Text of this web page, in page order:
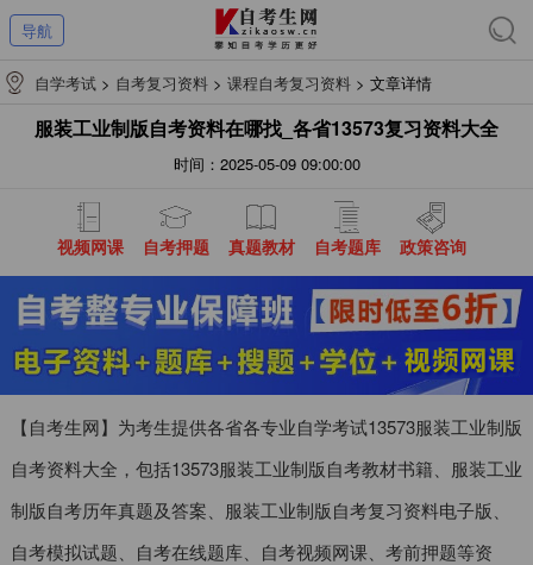
导航
自学考试 > 自考复习资料 > 课程自考复习资料 > 文章详情
服装工业制版自考资料在哪找_各省13573复习资料大全
时间：2025-05-09 09:00:00
视频网课 自考押题 真题教材 自考题库 政策咨询
【自考生网】为考生提供各省各专业自学考试13573服装工业制版
自考资料大全，包括13573服装工业制版自考教材书籍、服装工业
制版自考历年真题及答案、服装工业制版自考复习资料电子版、
自考模拟试题、自考在线题库、自考视频网课、考前押题等资